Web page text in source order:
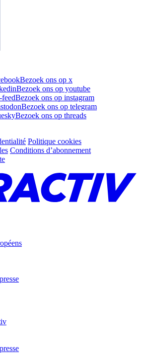
Bezoek ons op x
Bezoek ons op youtube
Bezoek ons op instagram
Bezoek ons op telegram
Bezoek ons op threads
Politique cookies
Conditions d’abonnement